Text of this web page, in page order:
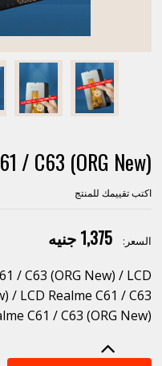
/ C63 (ORG New)
اكتب تقييمك للمنتج
السعر: 1,375 جنيه
/ C63 (ORG New) / LCD
/ LCD Realme C61 / C63
C61 / C63 (ORG New)